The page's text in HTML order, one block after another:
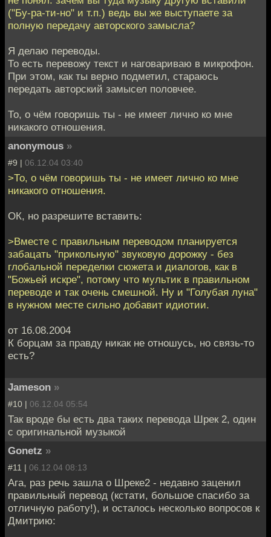
("Бу-ра-ти-но" и т.п.) ведь вы же выступаете за
полную передачу авторского замысла?
Я делаю переводы.
То есть перевожу текст и наговариваю в микрофон.
При этом, как ты верно подметил, стараюсь
передать авторский замысел половчее.
То, о чём говоришь ты - не имеет лично ко мне
никакого отношения.
anonymous »
#9 | 06.12.04 03:40
>То, о чём говоришь ты - не имеет лично ко мне
никакого отношения.
ОК, но разрешите вставить:
>Вместе с правильным переводом планируется
забацать "прикольную" звуковую дорожку - без
глобальной переделки сюжета и диалогов, как в
"Божьей искре", потому что мультик в правильном
переводе и так очень смешной. Ну и "Голубая луна"
в нужном месте сильно добавит идиотии.
от 16.08.2004
К борцам за правду никак не отношусь, но связь-то
есть?
Jameson »
#10 | 06.12.04 05:54
Так вроде бы есть два таких перевода Шрек 2, один
с оригинальной музыкой
Gonetz »
#11 | 06.12.04 08:13
Ага, раз речь зашла о Шреке2 - недавно заценил
правильный перевод (кстати, большое спасибо за
отличную работу!), и осталось несколько вопросов к
Дмитрию: